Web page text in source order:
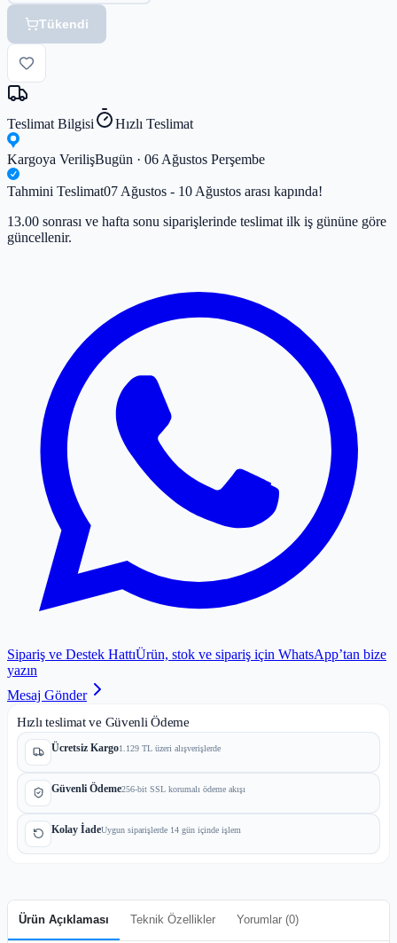
Tükendi
Teslimat Bilgisi Hızlı Teslimat
Kargoya VerilişBugün · 06 Ağustos Perşembe
Tahmini Teslimat07 Ağustos - 10 Ağustos arası kapında!
13.00 sonrası ve hafta sonu siparişlerinde teslimat ilk iş gününe göre
güncellenir.
Sipariş ve Destek HattıÜrün, stok ve sipariş için WhatsApp’tan bize
yazın
Mesaj Gönder
Hızlı teslimat ve Güvenli Ödeme
Ücretsiz Kargo1.129 TL üzeri alışverişlerde
Güvenli Ödeme256-bit SSL korumalı ödeme akışı
Kolay İadeUygun siparişlerde 14 gün içinde işlem
Ürün Açıklaması Teknik Özellikler Yorumlar (0)